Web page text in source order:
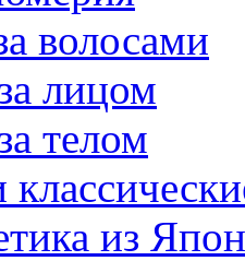
волосами
лицом
телом
из